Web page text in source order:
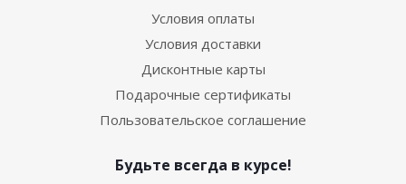
Условия оплаты
Условия доставки
Дисконтные карты
Подарочные сертификаты
Пользовательское соглашение
Будьте всегда в курсе!